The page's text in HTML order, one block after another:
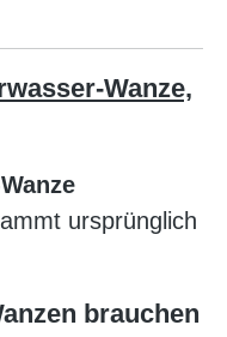
Wanze,
ursprünglich
brauchen